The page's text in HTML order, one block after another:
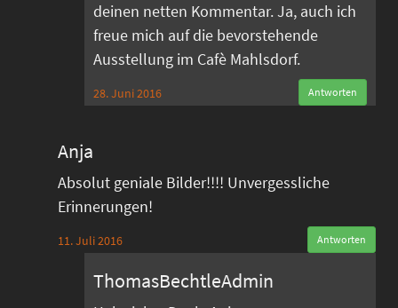
deinen netten Kommentar. Ja, auch ich
freue mich auf die bevorstehende
Ausstellung im Cafè Mahlsdorf.
28. Juni 2016 Antworten
Anja
Absolut geniale Bilder!!!! Unvergessliche
Erinnerungen!
11. Juli 2016 Antworten
ThomasBechtleAdmin